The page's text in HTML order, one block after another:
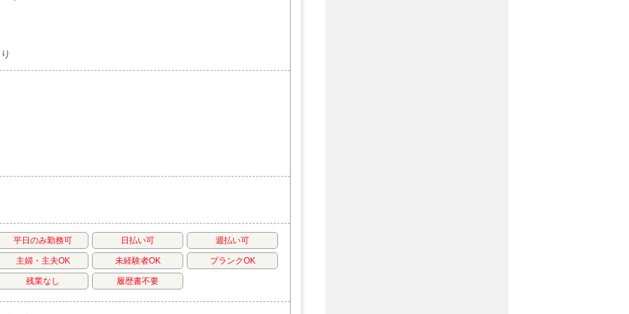
平日のみ勤務可 日払い可 週払い可
主婦・主夫OK 未経験者OK ブランクOK
残業なし 履歴書不要